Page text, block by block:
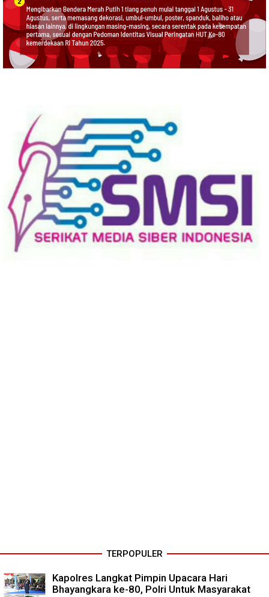
TERPOPULER
Kapolres Langkat Pimpin Upacara Hari
Bhayangkara ke-80, Polri Untuk Masyarakat